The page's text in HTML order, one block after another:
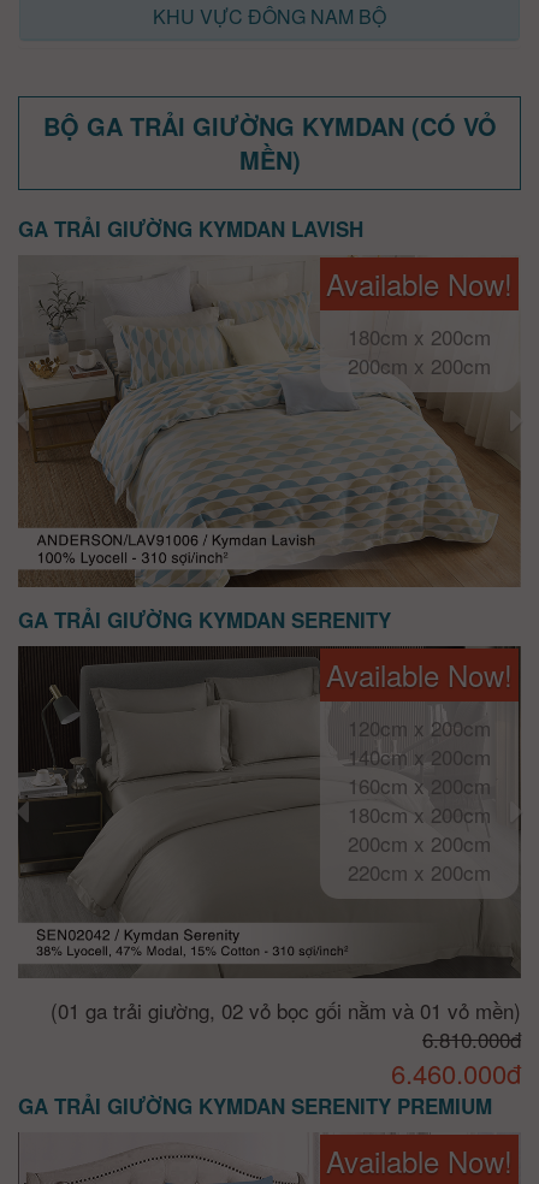
KHU VỰC ĐÔNG NAM BỘ
BỘ GA TRẢI GIƯỜNG KYMDAN (CÓ VỎ
MỀN)
GA TRẢI GIƯỜNG KYMDAN LAVISH
Available Now!
180cm x 200cm
200cm x 200cm
GA TRẢI GIƯỜNG KYMDAN SERENITY
Available Now!
120cm x 200cm
140cm x 200cm
160cm x 200cm
180cm x 200cm
200cm x 200cm
220cm x 200cm
(01 ga trải giường, 02 vỏ bọc gối nằm và 01 vỏ mền)
6.810.000đ
6.460.000đ
GA TRẢI GIƯỜNG KYMDAN SERENITY PREMIUM
Available Now!